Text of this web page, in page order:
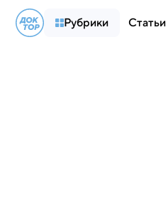
Рубрики Статьи